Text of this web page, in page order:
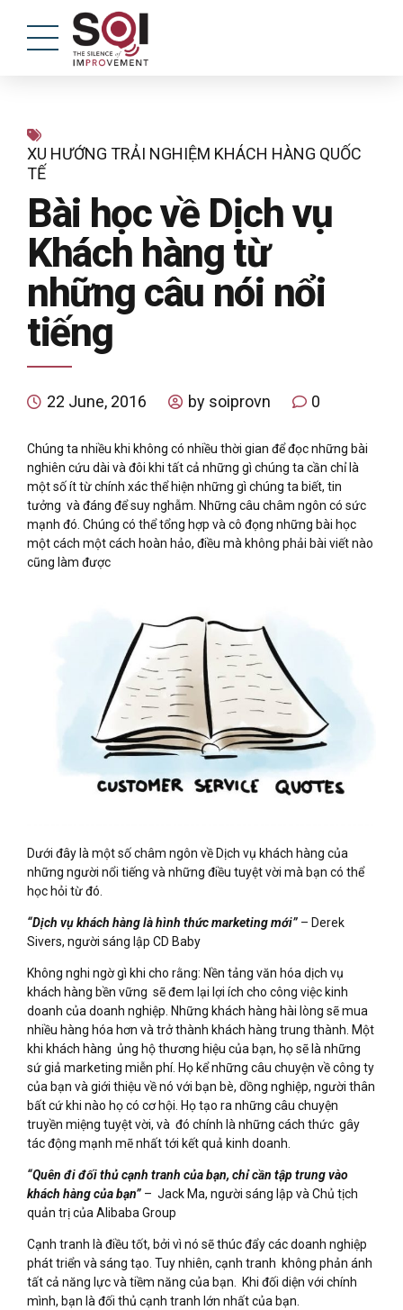
XU HƯỚNG TRẢI NGHIỆM KHÁCH HÀNG QUỐC
TẾ
Bài học về Dịch vụ
Khách hàng từ
những câu nói nổi
tiếng
22 June, 2016 by soiprovn 0
Chúng ta nhiều khi không có nhiều thời gian để đọc những bài
nghiên cứu dài và đôi khi tất cả những gì chúng ta cần chỉ là
một số ít từ chính xác thể hiện những gì chúng ta biết, tin
tưởng và đáng để suy nghẫm. Những câu châm ngôn có sức
mạnh đó. Chúng có thể tổng hợp và cô đọng những bài học
một cách một cách hoàn hảo, điều mà không phải bài viết nào
cũng làm được
Dưới đây là một số châm ngôn về Dịch vụ khách hàng của
những người nổi tiếng và những điều tuyệt vời mà bạn có thể
học hỏi từ đó.
“Dịch vụ khách hàng là hình thức marketing mới” – Derek
Sivers, người sáng lập CD Baby
Không nghi ngờ gì khi cho rằng: Nền tảng văn hóa dịch vụ
khách hàng bền vững sẽ đem lại lợi ích cho công việc kinh
doanh của doanh nghiệp. Những khách hàng hài lòng sẽ mua
nhiều hàng hóa hơn và trở thành khách hàng trung thành. Một
khi khách hàng ủng hộ thương hiệu của bạn, họ sẽ là những
sứ giả marketing miễn phí. Họ kể những câu chuyện về công ty
của bạn và giới thiệu về nó với bạn bè, dồng nghiệp, người thân
bất cứ khi nào họ có cơ hội. Họ tạo ra những câu chuyện
truyền miệng tuyệt vời, và đó chính là những cách thức gây
tác động mạnh mẽ nhất tới kết quả kinh doanh.
“Quên đi đối thủ cạnh tranh của bạn, chỉ cần tập trung vào
khách hàng của bạn” – Jack Ma, người sáng lập và Chủ tịch
quản trị của Alibaba Group
Cạnh tranh là điều tốt, bởi vì nó sẽ thúc đẩy các doanh nghiệp
phát triển và sáng tạo. Tuy nhiên, cạnh tranh không phản ánh
tất cả năng lực và tiềm năng của bạn. Khi đối diện với chính
mình, bạn là đối thủ cạnh tranh lớn nhất của bạn.